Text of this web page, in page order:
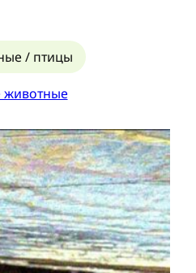
/ птицы
животные